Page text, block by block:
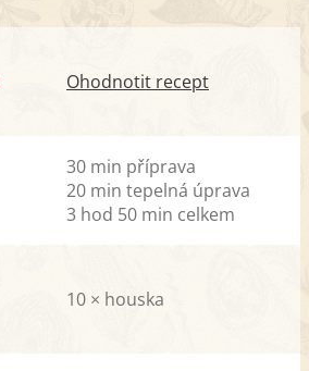
Ohodnotit recept
30 min příprava
20 min tepelná úprava
3 hod 50 min celkem
10 × houska